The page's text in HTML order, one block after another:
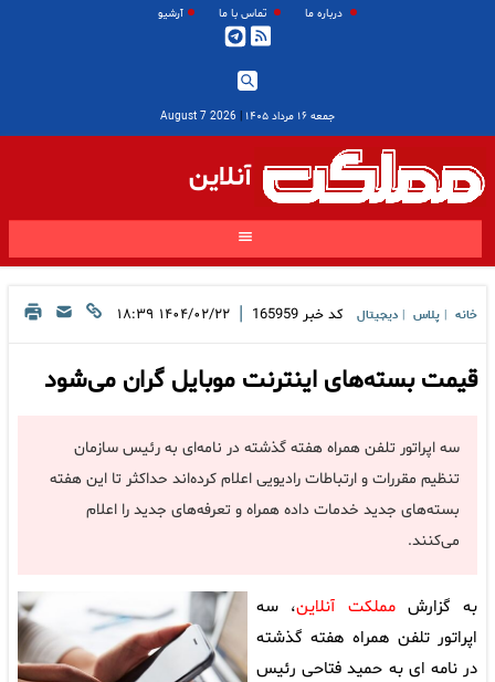
درباره ما تماس با ما آرشیو
جمعه ۱۶ مرداد ۱۴۰۵ |
2026 August 7
آنلاین
خانه پلاس دیجیتال کد خبر 165959
| ۱۴۰۴/۰۲/۲۲ ۱۸:۳۹
قیمت بسته‌های اینترنت موبایل گران می‌شود
سه اپراتور تلفن همراه هفته گذشته در نامه‌ای به رئیس سازمان
تنظیم مقررات و ارتباطات رادیویی اعلام کرده‌اند حداکثر تا این هفته
بسته‌های جدید خدمات داده همراه و تعرفه‌های جدید را اعلام
می‌کنند.
به گزارشمملکت آنلاین، سه
اپراتور تلفن همراه هفته گذشته
در نامه ‌ای به حمید فتاحی رئیس